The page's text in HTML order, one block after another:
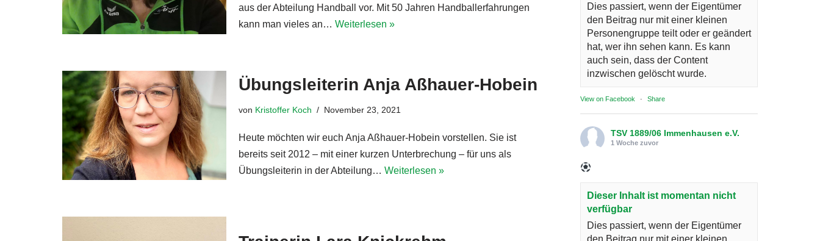
aus der Abteilung Handball vor. Mit 50 Jahren Handballerfahrungen
kann man vieles an…Weiterlesen »
Übungsleiterin Anja Aßhauer-Hobein
von Kristoffer Koch November 23, 2021
Heute möchten wir euch Anja Aßhauer-Hobein vorstellen. Sie ist
bereits seit 2012 – mit einer kurzen Unterbrechung – für uns als
Übungsleiterin in der Abteilung…Weiterlesen »
Dies passiert, wenn der Eigentümer
den Beitrag nur mit einer kleinen
Personengruppe teilt oder er geändert
hat, wer ihn sehen kann. Es kann
auch sein, dass der Content
inzwischen gelöscht wurde.
View on Facebook · Share
TSV 1889/06 Immenhausen e.V.
1 Woche zuvor
Dieser Inhalt ist momentan nicht
verfügbar
Dies passiert, wenn der Eigentümer
den Beitrag nur mit einer kleinen